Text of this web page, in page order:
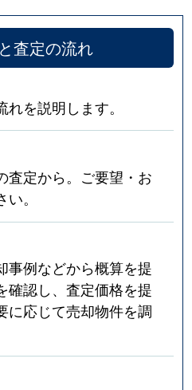
査定の流れ
を説明します。
査定から。ご要望・お
。
事例などから概算を提
確認し、査定価格を提
に応じて売却物件を調